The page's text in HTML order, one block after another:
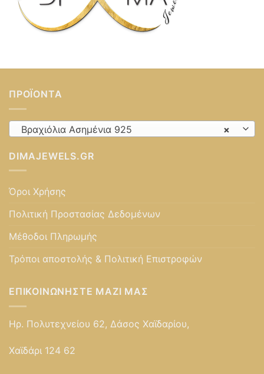
ΠΡΟΪΌΝΤΑ
×
Βραχιόλια Ασημένια 925
DIMAJEWELS.GR
Όροι Χρήσης
Πολιτική Προστασίας Δεδομένων
Μέθοδοι Πληρωμής
Τρόποι αποστολής & Πολιτική Επιστροφών
ΕΠΙΚΟΙΝΩΝΉΣΤΕ ΜΑΖΊ ΜΑΣ
Ηρ. Πολυτεχνείου 62, Δάσος Χαϊδαρίου,
Χαϊδάρι 124 62